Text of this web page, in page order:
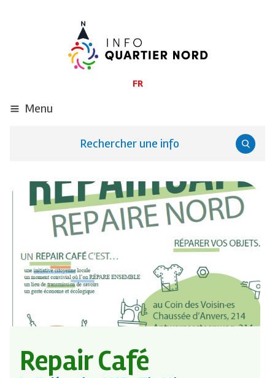
FR
Menu
Rechercher une info
Repair Café